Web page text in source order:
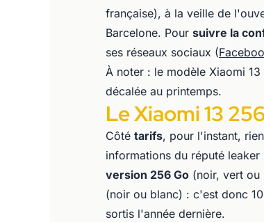
française), à la veille de
Barcelone. Pour suivre la
ses réseaux sociaux (
À noter : le modèle Xiaomi
décalée au printemps.
Le Xiaomi 13
Côté tarifs, pour l'instant,
informations du réputé
version 256 Go (noir, vert ou
(noir ou blanc) : c'est donc
sortis l'année dernière.